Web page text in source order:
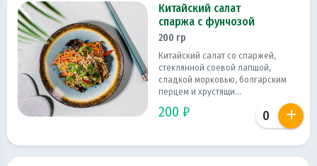
Китайский салат
спаржа с фунчозой
200 гр
Китайский салат со спаржей,
стеклянной соевой лапшой,
сладкой морковью, болгарским
перцем и хрустящи...
200 ₽